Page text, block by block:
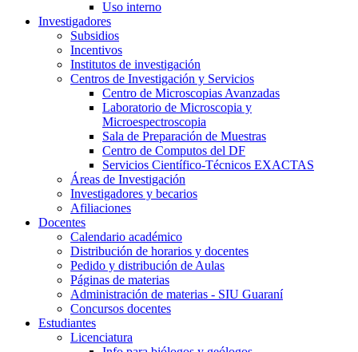
Uso interno
Investigadores
Subsidios
Incentivos
Institutos de investigación
Centros de Investigación y Servicios
Centro de Microscopias Avanzadas
Laboratorio de Microscopia y
Microespectroscopia
Sala de Preparación de Muestras
Centro de Computos del DF
Servicios Científico-Técnicos EXACTAS
Áreas de Investigación
Investigadores y becarios
Afiliaciones
Docentes
Calendario académico
Distribución de horarios y docentes
Pedido y distribución de Aulas
Páginas de materias
Administración de materias - SIU Guaraní
Concursos docentes
Estudiantes
Licenciatura